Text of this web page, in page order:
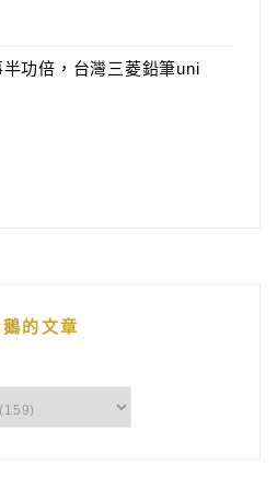
功倍，台灣三菱鉛筆uni
的文章